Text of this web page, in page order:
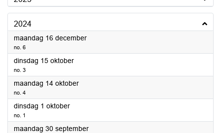
2024
maandag 16 december2024
no. 6
dinsdag 15 oktober2024
no. 3
maandag 14 oktober2024
no. 4
dinsdag 1 oktober2024
no. 1
maandag 30 september2024